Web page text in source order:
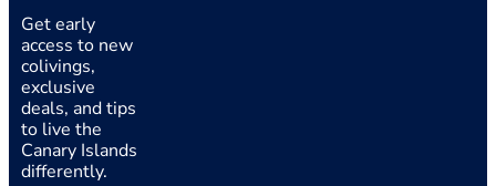
Get early
access to new
colivings,
exclusive
deals, and tips
to live the
Canary Islands
differently.